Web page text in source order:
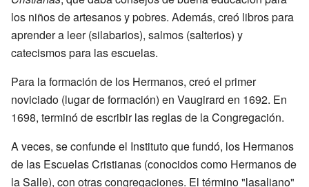
los niños de artesanos y pobres. Además, creó libros para
aprender a leer (silabarios), salmos (salterios) y
catecismos para las escuelas.
Para la formación de los Hermanos, creó el primer
noviciado (lugar de formación) en Vaugirard en 1692. En
1698, terminó de escribir las reglas de la Congregación.
A veces, se confunde el Instituto que fundó, los Hermanos
de las Escuelas Cristianas (conocidos como Hermanos de
la Salle), con otras congregaciones. El término "lasaliano"